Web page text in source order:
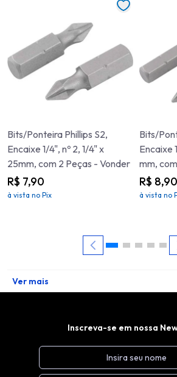
Bits/Ponteira Phillips S2,
Encaixe 1/4", nº 2, 1/4" x
25mm, com 2 Peças - Vonder
R$ 7,90
à vista no Pix
Bits/
Encaixe
mm,
R$ 8,90
à vista no
Ver mais
Inscreva-se em nossa